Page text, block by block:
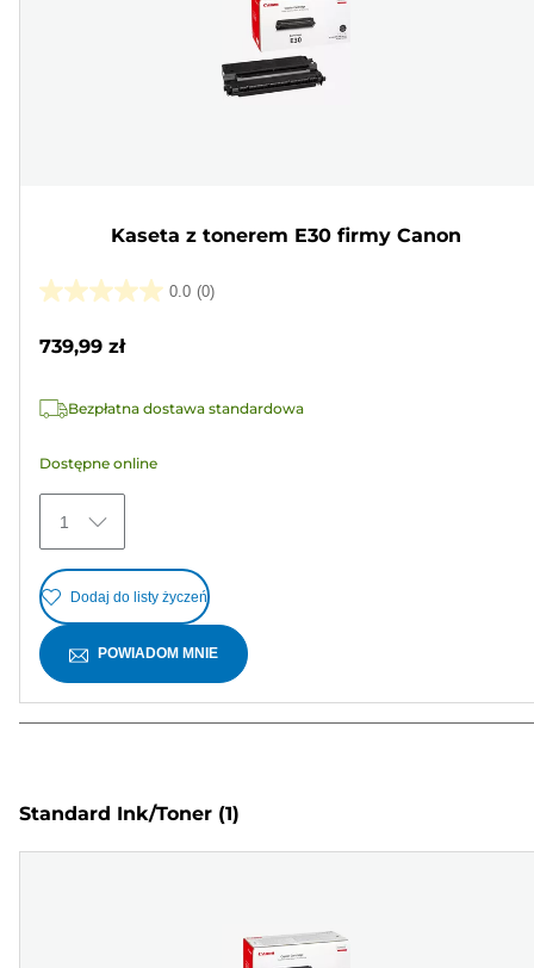
Kaseta z tonerem E30 firmy Canon
0.0 (0)
0.0
739,99 zł
Bezpłatna dostawa standardowa
Dostępne online
1
Dodaj do listy życzeń
POWIADOM MNIE
Standard Ink/Toner (1)